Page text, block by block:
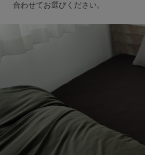
合わせてお選びください。